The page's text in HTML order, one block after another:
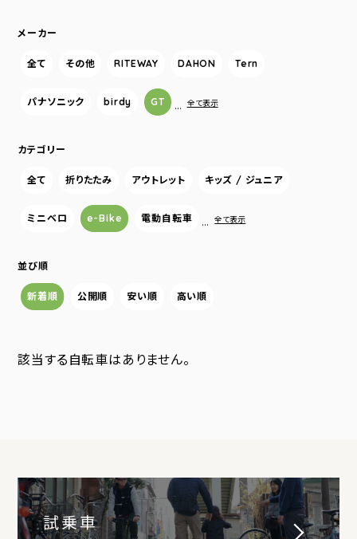
メーカー
全て その他 RITEWAY DAHON Tern
パナソニック birdy GT … 全て表示
カテゴリー
全て 折りたたみ アウトレット キッズ / ジュニア
ミニベロ e-Bike 電動自転車 … 全て表示
並び順
新着順 公開順 安い順 高い順
該当する自転車はありません。
試乗車